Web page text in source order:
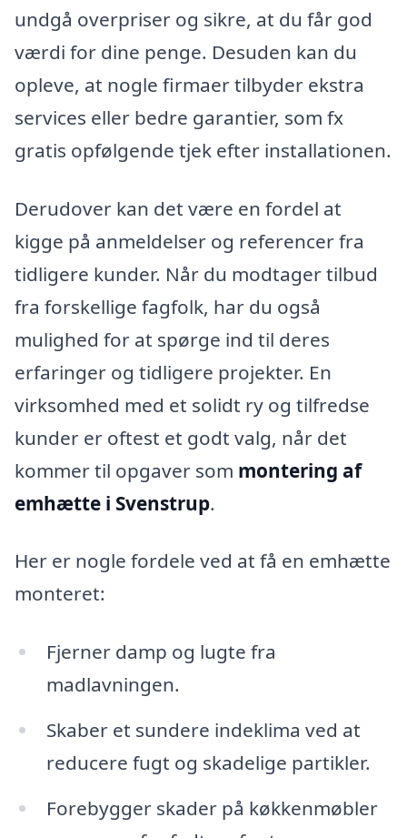
undgå overpriser og sikre, at du får god
værdi for dine penge. Desuden kan du
opleve, at nogle firmaer tilbyder ekstra
services eller bedre garantier, som fx
gratis opfølgende tjek efter installationen.
Derudover kan det være en fordel at
kigge på anmeldelser og referencer fra
tidligere kunder. Når du modtager tilbud
fra forskellige fagfolk, har du også
mulighed for at spørge ind til deres
erfaringer og tidligere projekter. En
virksomhed med et solidt ry og tilfredse
kunder er oftest et godt valg, når det
kommer til opgaver som montering af
emhætte i Svenstrup.
Her er nogle fordele ved at få en emhætte
monteret:
Fjerner damp og lugte fra
madlavningen.
Skaber et sundere indeklima ved at
reducere fugt og skadelige partikler.
Forebygger skader på køkkenmøbler